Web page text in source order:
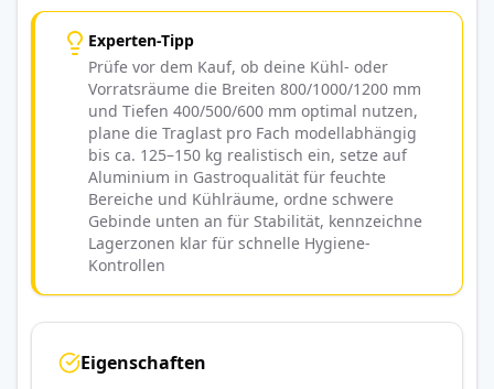
Experten-Tipp
Prüfe vor dem Kauf, ob deine Kühl- oder
Vorratsräume die Breiten 800/1000/1200 mm
und Tiefen 400/500/600 mm optimal nutzen,
plane die Traglast pro Fach modellabhängig
bis ca. 125–150 kg realistisch ein, setze auf
Aluminium in Gastroqualität für feuchte
Bereiche und Kühlräume, ordne schwere
Gebinde unten an für Stabilität, kennzeichne
Lagerzonen klar für schnelle Hygiene-
Kontrollen
Eigenschaften